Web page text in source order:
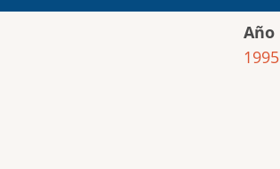
Año
1995